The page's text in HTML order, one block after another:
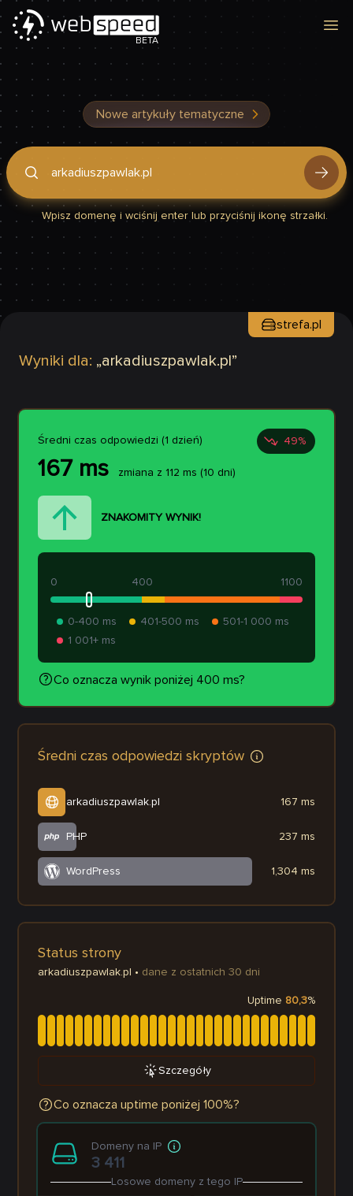
BETA
Nowe artykuły tematyczne
Podaj domenę, by sprawdzić, czy Twoja strona jest szybka
Wpisz domenę i wciśnij enter lub przyciśnij ikonę strzałki.
Wyniki dla: „arkadiuszpawlak.pl ”
strefa.pl
Średni czas odpowiedzi (1 dzień) 49%
167ms zmiana z 112 ms (10 dni)
ZNAKOMITY WYNIK!
400
0 1100
0-400 ms 401-500 ms
501-1 000 ms
1 001+ ms
Co oznacza wynik poniżej 400 ms?
Średni czas odpowiedzi skryptów
arkadiuszpawlak.pl
PHP
WordPress
167 ms
237 ms
1,304 ms
Status strony
arkadiuszpawlak.pl • dane z ostatnich 30 dni
Uptime 80,3%
Szczegóły
Co oznacza uptime poniżej 100%?
Domeny na IP
3 411
Losowe domeny z tego IP